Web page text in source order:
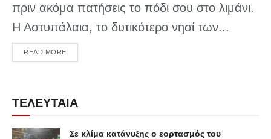
πριν ακόμα πατήσεις το πόδι σου στο λιμάνι.
Η Αστυπάλαια, το δυτικότερο νησί των...
READ MOREDETAILS
ΤΕΛΕΥΤΑΙΑ
Σε κλίμα κατάνυξης ο εορτασμός του